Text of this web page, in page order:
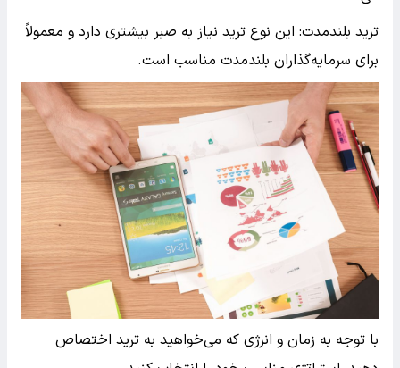
ترید بلندمدت: این نوع ترید نیاز به صبر بیشتری دارد و معمولاً
برای سرمایه‌گذاران بلندمدت مناسب است.
با توجه به زمان و انرژی که می‌خواهید به ترید اختصاص